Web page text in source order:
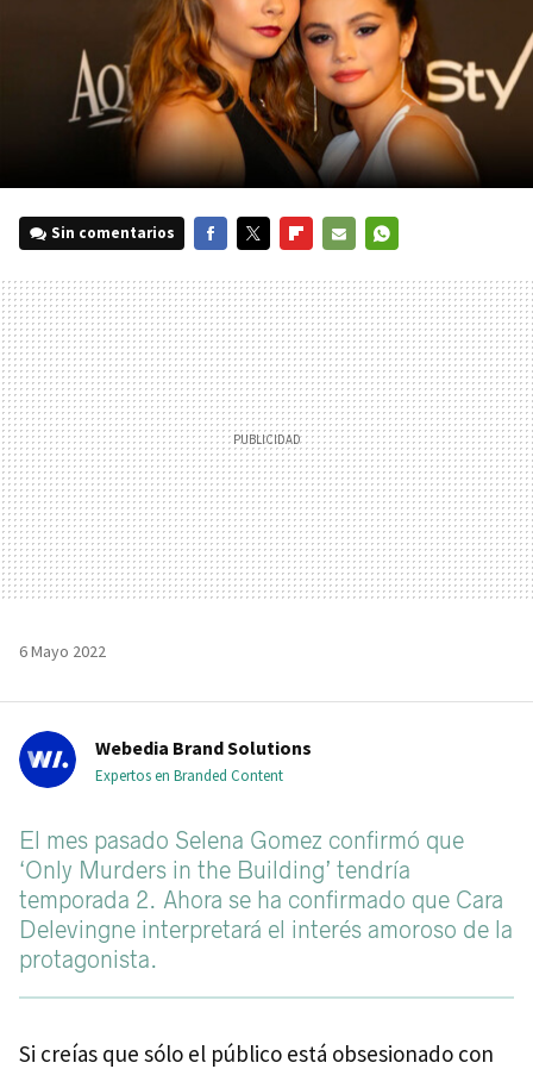
Sin comentarios
MAIL
6 Mayo 2022
Webedia Brand Solutions
Expertos en Branded Content
El mes pasado Selena Gomez confirmó que
‘Only Murders in the Building’ tendría
temporada 2. Ahora se ha confirmado que Cara
Delevingne interpretará el interés amoroso de la
protagonista.
Si creías que sólo el público está obsesionado con